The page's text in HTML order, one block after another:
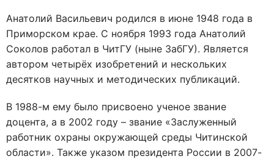
Анатолий Васильевич родился в июне 1948 года в
Приморском крае. С ноября 1993 года Анатолий
Соколов работал в ЧитГУ (ныне ЗабГУ). Является
автором четырёх изобретений и нескольких
десятков научных и методических публикаций.
В 1988-м ему было присвоено ученое звание
доцента, а в 2002 году – звание «Заслуженный
работник охраны окружающей среды Читинской
области». Также указом президента России в 2007-